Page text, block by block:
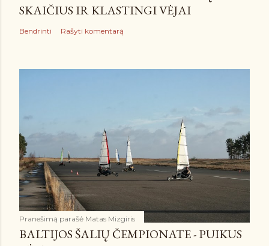
SKAIČIUS IR KLASTINGI VĖJAI
Bendrinti Rašyti komentarą
Pranešimą parašė Matas Mizgiris
BALTIJOS ŠALIŲ ČEMPIONATE - PUIKUS